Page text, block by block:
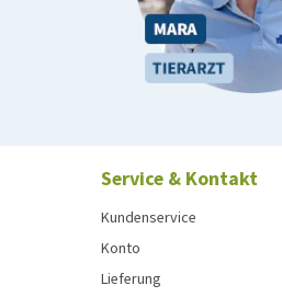
Service & Kontakt
Kundenservice
Konto
Lieferung